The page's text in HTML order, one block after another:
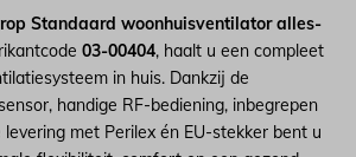
Standaard woonhuisventilator alles-
03-00404, haalt u een compleet
in huis. Dankzij de
handige RF-bediening, inbegrepen
met Perilex én EU-stekker bent u